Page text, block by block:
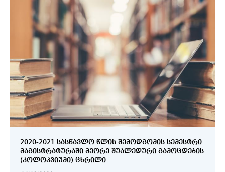
2020-2021 ᲡᲐᲡᲬᲐᲕᲚᲝ ᲬᲚᲘᲡ ᲨᲔᲛᲝᲓᲒᲝᲛᲘᲡ ᲡᲔᲛᲔᲡᲢᲠᲘ
ᲛᲐᲒᲘᲡᲢᲠᲐᲢᲣᲠᲐᲨᲘ ᲛᲔᲝᲠᲔ ᲨᲣᲐᲚᲔᲓᲣᲠᲘ ᲒᲐᲛᲝᲪᲓᲔᲑᲘᲡ
(ᲙᲝᲚᲝᲙᲕᲘᲣᲛᲘ) ᲪᲮᲠᲘᲚᲘ